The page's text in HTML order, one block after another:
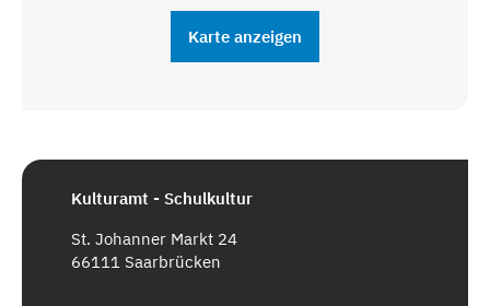
Karte anzeigen
Kulturamt - Schulkultur
St. Johanner Markt 24
66111 Saarbrücken